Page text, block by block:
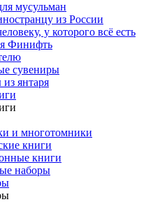
мусульман
из России
у которого всё есть
Финифть
сувениры
янтаря
и многотомники
книги
книги
наборы